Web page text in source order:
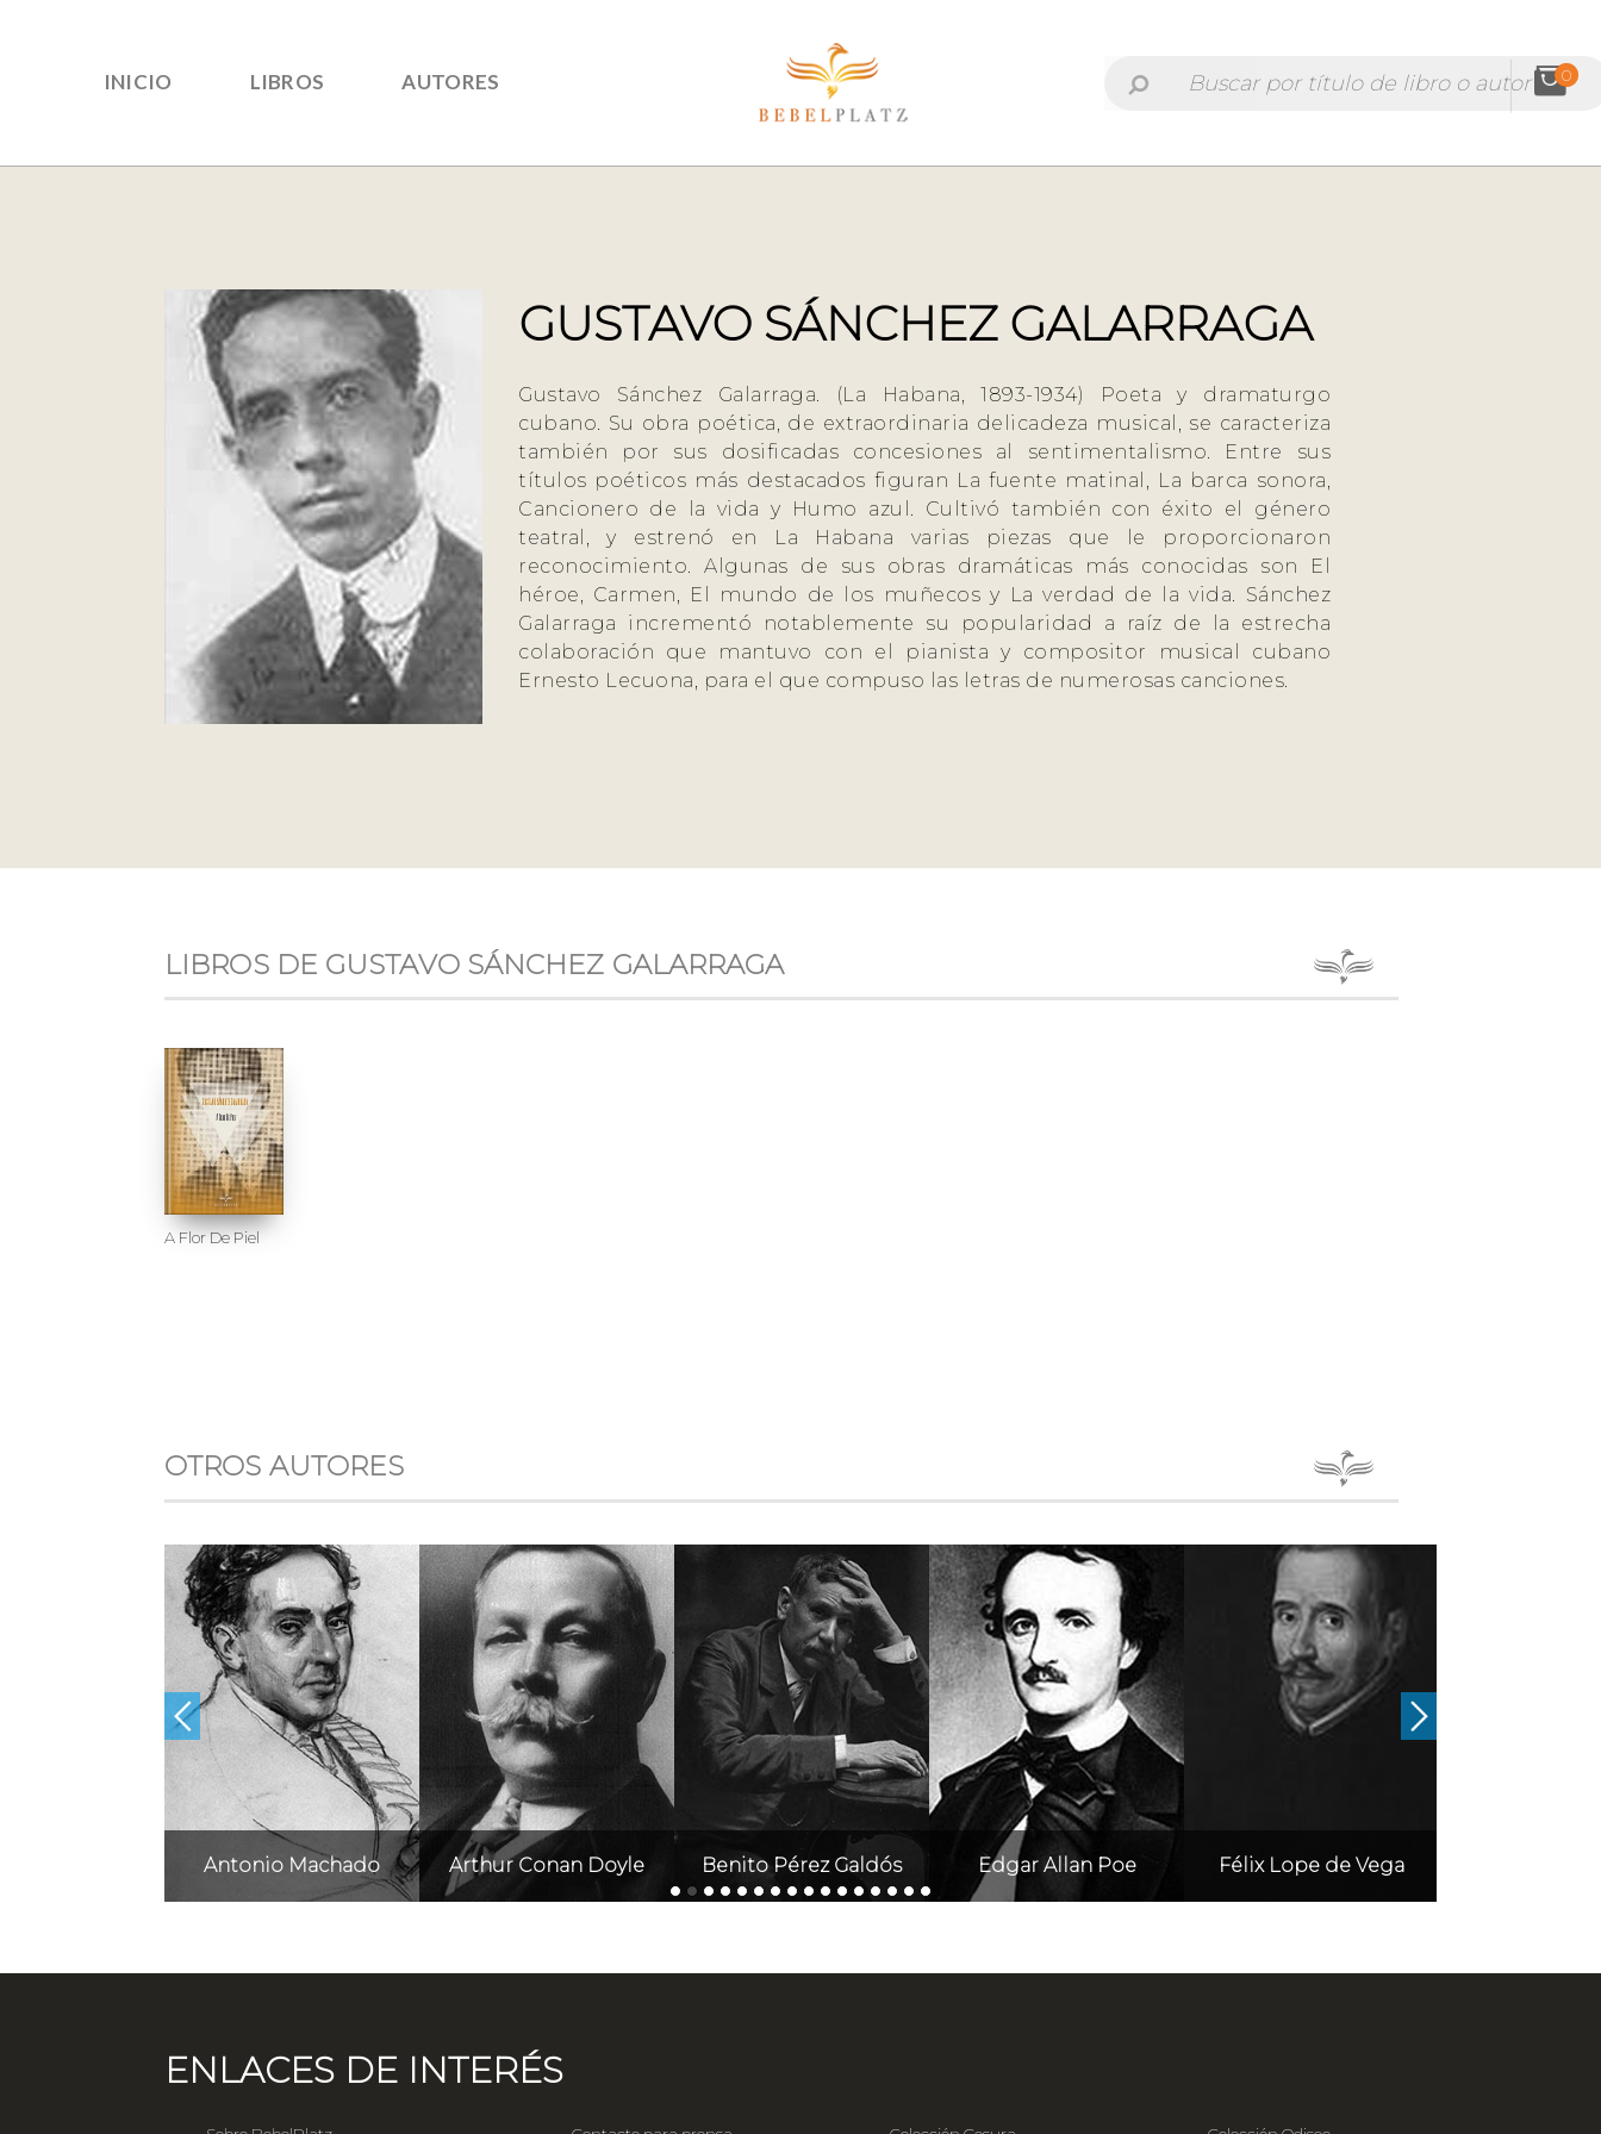
INICIO LIBROS AUTORES 0
GUSTAVO SÁNCHEZ GALARRAGA
Gustavo Sánchez Galarraga. (La Habana, 1893-1934) Poeta y dramaturgo
cubano. Su obra poética, de extraordinaria delicadeza musical, se caracteriza
también por sus dosificadas concesiones al sentimentalismo. Entre sus
títulos poéticos más destacados figuran La fuente matinal, La barca sonora,
Cancionero de la vida y Humo azul. Cultivó también con éxito el género
teatral, y estrenó en La Habana varias piezas que le proporcionaron
reconocimiento. Algunas de sus obras dramáticas más conocidas son El
héroe, Carmen, El mundo de los muñecos y La verdad de la vida. Sánchez
Galarraga incrementó notablemente su popularidad a raíz de la estrecha
colaboración que mantuvo con el pianista y compositor musical cubano
Ernesto Lecuona, para el que compuso las letras de numerosas canciones.
LIBROS DE GUSTAVO SÁNCHEZ GALARRAGA
A Flor De Piel
OTROS AUTORES
Antonio Machado Arthur Conan Doyle Benito Pérez Galdós Edgar Allan Poe Félix Lope de Vega
ENLACES DE INTERÉS